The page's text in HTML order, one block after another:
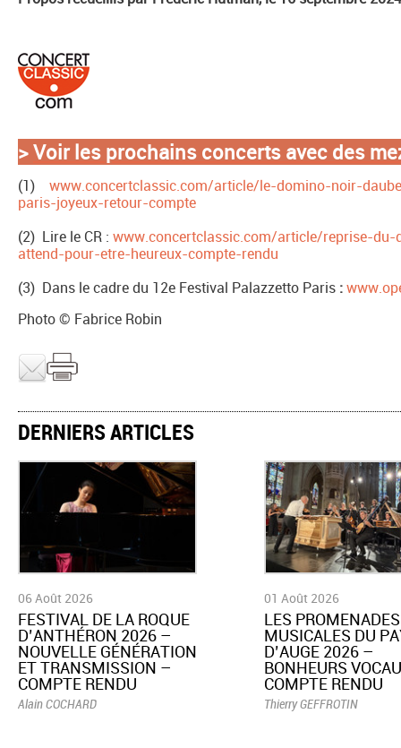
>Voir les prochains concerts avec des
(1) www.concertclassic.com/article/le-domino-noir-
paris-joyeux-retour-compte
(2) Lire le CR : www.concertclassic.com/article/reprise-
attend-pour-etre-heureux-compte-rendu
(3) Dans le cadre du 12e Festival Palazzetto Paris :
Photo © Fabrice Robin
DERNIERS ARTICLES
06 Août 2026
​FESTIVAL DE LA ROQUE
D’ANTHÉRON 2026 –
NOUVELLE GÉNÉRATION
ET TRANSMISSION –
COMPTE RENDU
Alain COCHARD
01 Août 2026
LES PROMENADES
MUSICALES DU
D’AUGE 2026 –
BONHEURS
COMPTE RENDU
Thierry GEFFROTIN